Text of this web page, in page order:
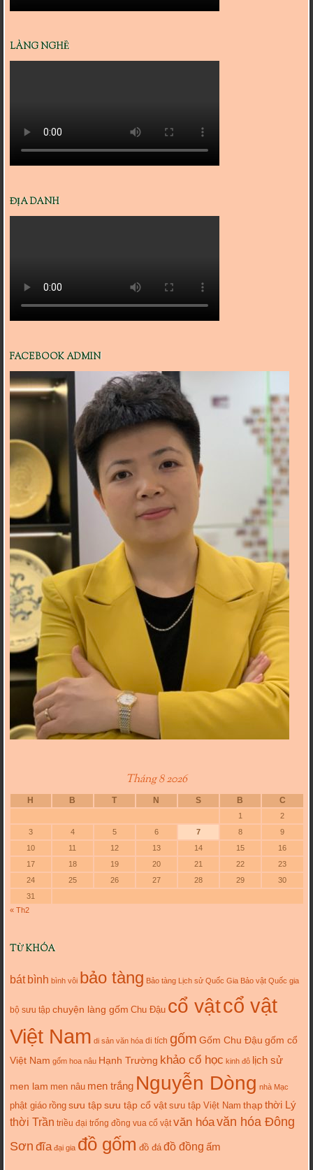
LÀNG NGHỀ
ĐỊA DANH
FACEBOOK ADMIN
Tháng 8 2026
H B T N S B C
1
2
3
4 5 6 7 8
9
10
11 12 13 14 15
16
17
18 19 20 21 22
23
24
25 26 27 28 29
30
31
« Th2
TỪ KHÓA
bát bình bình vôi bảo tàng Bảo tàng Lịch sử Quốc Gia Bảo vật Quốc gia
bộ sưu tập chuyện làng gốm Chu Đậu cổ vậtcổ vật
Việt Nam di sản văn hóa di tích gốm Gốm Chu Đậu gốm cổ
Việt Nam gốm hoa nâu Hạnh Trường khảo cổ học kinh đô lịch sử
men lam men nâu men trắng Nguyễn Dòng nhà Mạc
phật giáo rồng sưu tập sưu tập cổ vật sưu tập Việt Nam thạp thời Lý
thời Trần triều đại trống đồng vua cổ vật văn hóavăn hóa Đông
Sơn đĩa đại gia đồ gốm đồ đá đồ đồng ấm